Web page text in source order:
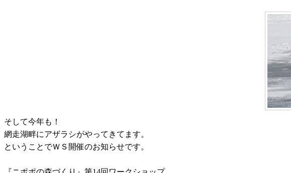
そして今年も！
網走湖畔にアザラシがやってきてます。
ということでＷＳ開催のお知らせです。